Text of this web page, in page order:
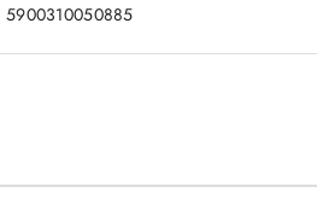
5900310050885